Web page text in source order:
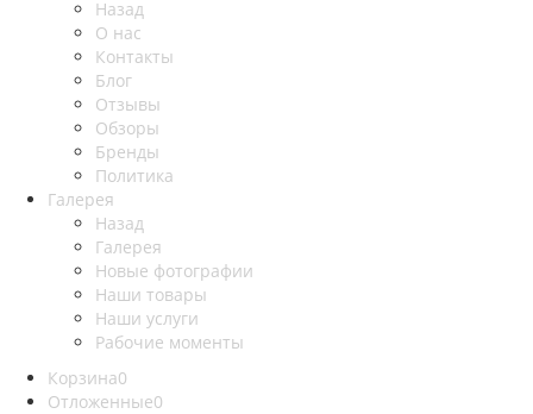
Назад
О нас
Контакты
Блог
Отзывы
Обзоры
Бренды
Политика
Галерея
Назад
Галерея
Новые фотографии
Наши товары
Наши услуги
Рабочие моменты
Корзина0
Отложенные0